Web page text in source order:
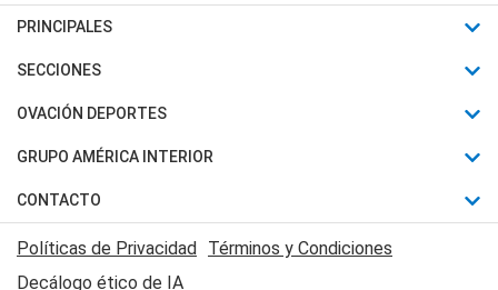
PRINCIPALES
Últimas Noticias
Política
Judiciales
Economia
SECCIONES
Horóscopo
Motores
Trucos caseros
Series y Películas
OVACIÓN DEPORTES
Fútbol
Mundial
Automovilismo
Rugby
GRUPO AMÉRICA INTERIOR
Canal 7 en Vivo
CONTACTO
Acerca de Nosotros
Contactanos
Políticas de Privacidad Términos y Condiciones
Decálogo ético de IA